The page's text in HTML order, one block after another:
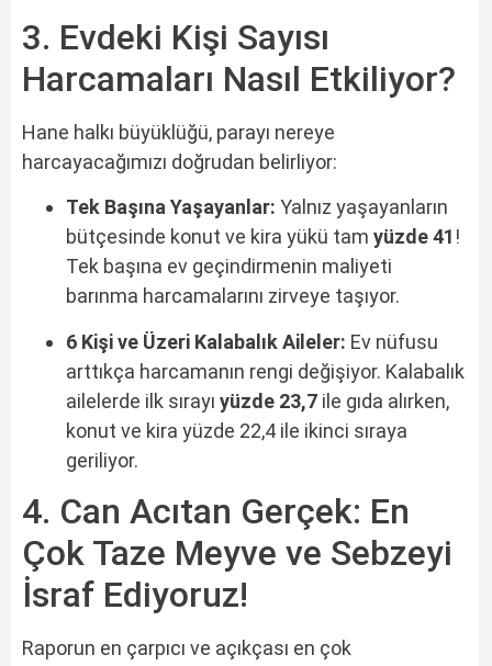
3. Evdeki Kişi Sayısı
Harcamaları Nasıl Etkiliyor?
Hane halkı büyüklüğü, parayı nereye
harcayacağımızı doğrudan belirliyor:
Tek Başına Yaşayanlar: Yalnız yaşayanların
bütçesinde konut ve kira yükü tam yüzde 41 !
Tek başına ev geçindirmenin maliyeti
barınma harcamalarını zirveye taşıyor.
6 Kişi ve Üzeri Kalabalık Aileler: Ev nüfusu
arttıkça harcamanın rengi değişiyor. Kalabalık
ailelerde ilk sırayı yüzde 23,7 ile gıda alırken,
konut ve kira yüzde 22,4 ile ikinci sıraya
geriliyor.
4. Can Acıtan Gerçek: En
Çok Taze Meyve ve Sebzeyi
İsraf Ediyoruz!
Raporun en çarpıcı ve açıkçası en çok